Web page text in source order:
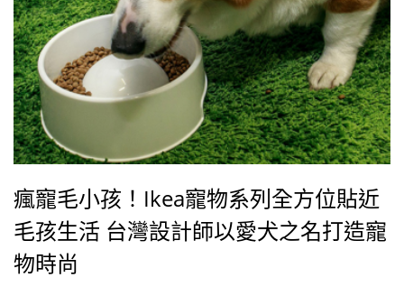
瘋寵毛小孩！Ikea寵物系列全方位貼近
毛孩生活 台灣設計師以愛犬之名打造寵
物時尚